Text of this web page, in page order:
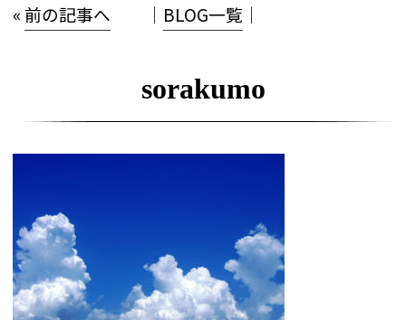
« 前の記事へ │ BLOG一覧 │
sorakumo